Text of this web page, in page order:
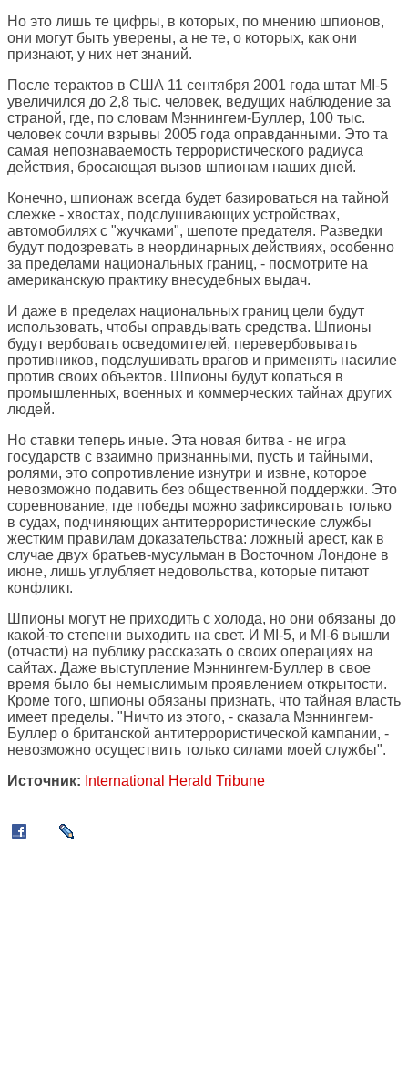
Но это лишь те цифры, в которых, по мнению шпионов,
они могут быть уверены, а не те, о которых, как они
признают, у них нет знаний.
После терактов в США 11 сентября 2001 года штат MI-5
увеличился до 2,8 тыс. человек, ведущих наблюдение за
страной, где, по словам Мэннингем-Буллер, 100 тыс.
человек сочли взрывы 2005 года оправданными. Это та
самая непознаваемость террористического радиуса
действия, бросающая вызов шпионам наших дней.
Конечно, шпионаж всегда будет базироваться на тайной
слежке - хвостах, подслушивающих устройствах,
автомобилях с "жучками", шепоте предателя. Разведки
будут подозревать в неординарных действиях, особенно
за пределами национальных границ, - посмотрите на
американскую практику внесудебных выдач.
И даже в пределах национальных границ цели будут
использовать, чтобы оправдывать средства. Шпионы
будут вербовать осведомителей, перевербовывать
противников, подслушивать врагов и применять насилие
против своих объектов. Шпионы будут копаться в
промышленных, военных и коммерческих тайнах других
людей.
Но ставки теперь иные. Эта новая битва - не игра
государств с взаимно признанными, пусть и тайными,
ролями, это сопротивление изнутри и извне, которое
невозможно подавить без общественной поддержки. Это
соревнование, где победы можно зафиксировать только
в судах, подчиняющих антитеррористические службы
жестким правилам доказательства: ложный арест, как в
случае двух братьев-мусульман в Восточном Лондоне в
июне, лишь углубляет недовольства, которые питают
конфликт.
Шпионы могут не приходить с холода, но они обязаны до
какой-то степени выходить на свет. И MI-5, и MI-6 вышли
(отчасти) на публику рассказать о своих операциях на
сайтах. Даже выступление Мэннингем-Буллер в свое
время было бы немыслимым проявлением открытости.
Кроме того, шпионы обязаны признать, что тайная власть
имеет пределы. "Ничто из этого, - сказала Мэннингем-
Буллер о британской антитеррористической кампании, -
невозможно осуществить только силами моей службы".
Источник: International Herald Tribune